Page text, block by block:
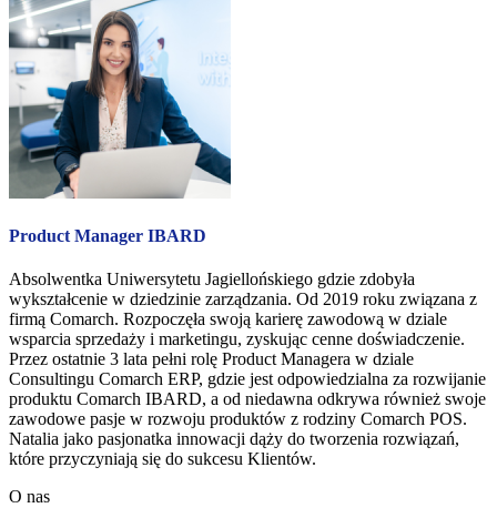
Product Manager IBARD
Absolwentka Uniwersytetu Jagiellońskiego gdzie zdobyła
wykształcenie w dziedzinie zarządzania. Od 2019 roku związana z
firmą Comarch. Rozpoczęła swoją karierę zawodową w dziale
wsparcia sprzedaży i marketingu, zyskując cenne doświadczenie.
Przez ostatnie 3 lata pełni rolę Product Managera w dziale
Consultingu Comarch ERP, gdzie jest odpowiedzialna za rozwijanie
produktu Comarch IBARD, a od niedawna odkrywa również swoje
zawodowe pasje w rozwoju produktów z rodziny Comarch POS.
Natalia jako pasjonatka innowacji dąży do tworzenia rozwiązań,
które przyczyniają się do sukcesu Klientów.
O nas